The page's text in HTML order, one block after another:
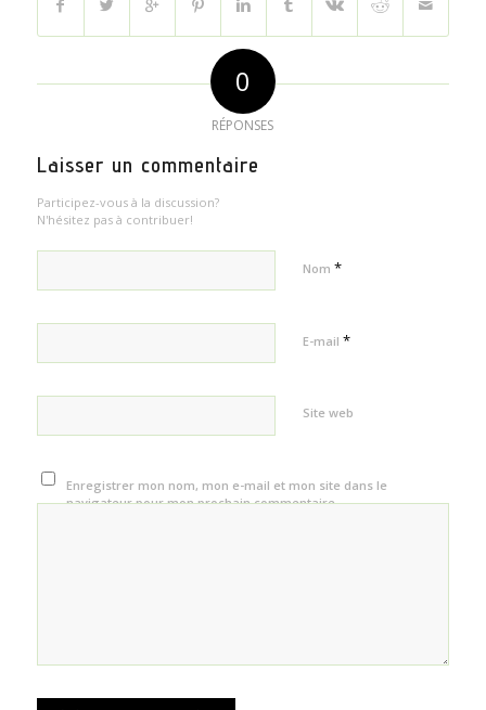
0
RÉPONSES
Laisser un commentaire
Participez-vous à la discussion?
N'hésitez pas à contribuer!
Nom *
E-mail *
Site web
Enregistrer mon nom, mon e-mail et mon site dans le
navigateur pour mon prochain commentaire.